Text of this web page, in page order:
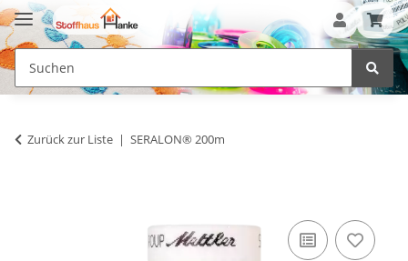
Zurück zur Liste SERALON® 200m